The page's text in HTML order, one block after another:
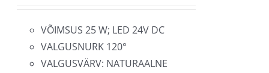
tootelehel.
VÕIMSUS 25 W; LED 24V DC
VALGUSNURK 120°
VALGUSVÄRV: NATURAALNE